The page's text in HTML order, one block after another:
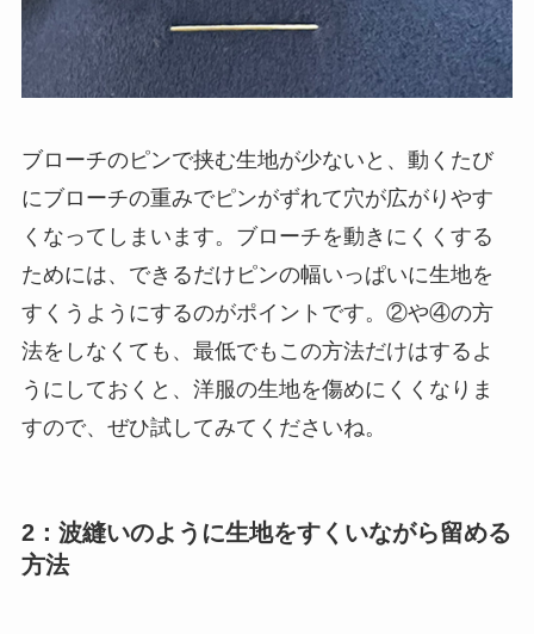
ブローチのピンで挟む生地が少ないと、動くたび
にブローチの重みでピンがずれて穴が広がりやす
くなってしまいます。ブローチを動きにくくする
ためには、できるだけピンの幅いっぱいに生地を
すくうようにするのがポイントです。②や④の方
法をしなくても、最低でもこの方法だけはするよ
うにしておくと、洋服の生地を傷めにくくなりま
すので、ぜひ試してみてくださいね。
2：波縫いのように生地をすくいながら留める
方法